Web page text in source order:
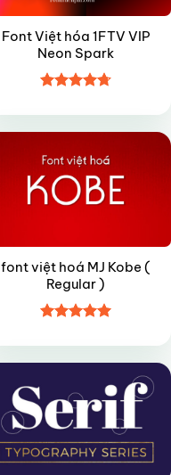
Font Việt hóa 1FTV VIP
Neon Spark
hạng4.75
sao
font việt hoá MJ Kobe (
Regular )
hạng4.95
5 sao